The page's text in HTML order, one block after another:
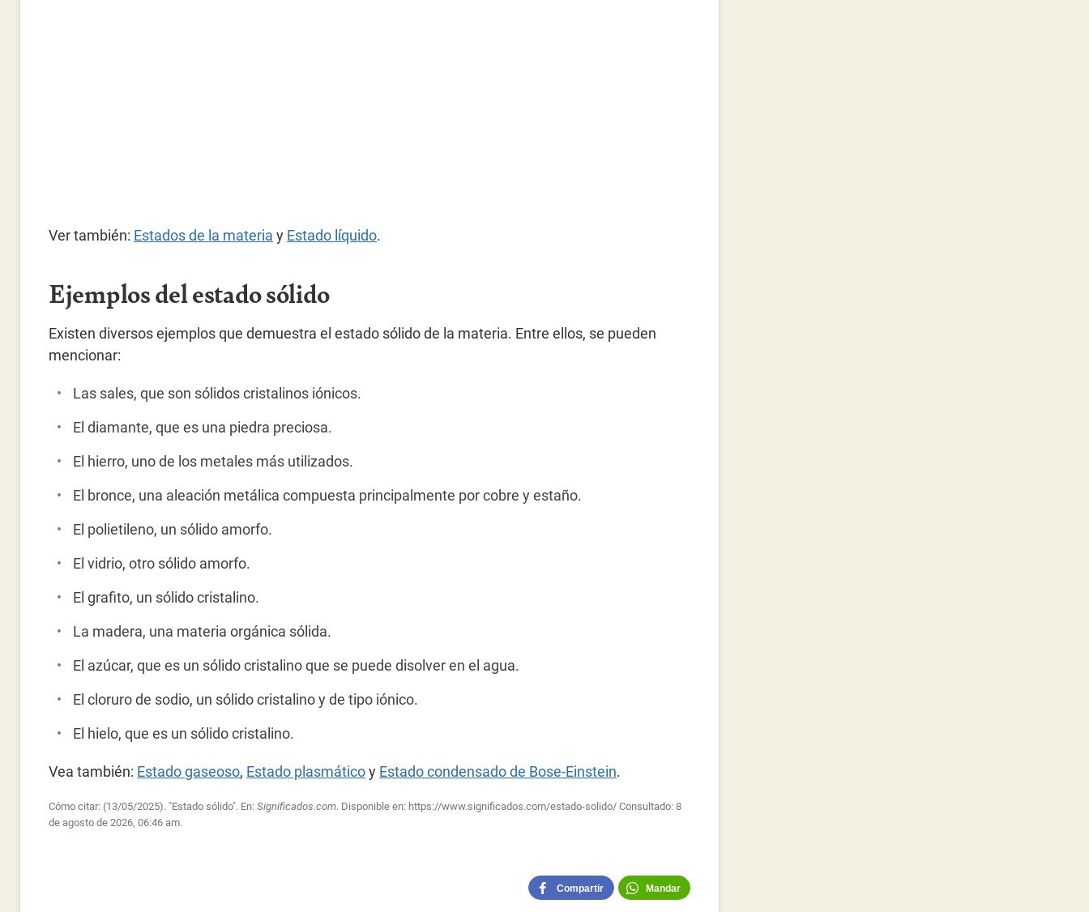
Ver también: Estados de la materia y Estado líquido.
Ejemplos del estado sólido
Existen diversos ejemplos que demuestra el estado sólido de la materia. Entre ellos, se pueden
mencionar:
Las sales, que son sólidos cristalinos iónicos.
El diamante, que es una piedra preciosa.
El hierro, uno de los metales más utilizados.
El bronce, una aleación metálica compuesta principalmente por cobre y estaño.
El polietileno, un sólido amorfo.
El vidrio, otro sólido amorfo.
El grafito, un sólido cristalino.
La madera, una materia orgánica sólida.
El azúcar, que es un sólido cristalino que se puede disolver en el agua.
El cloruro de sodio, un sólido cristalino y de tipo iónico.
El hielo, que es un sólido cristalino.
Vea también: Estado gaseoso, Estado plasmáticoy Estado condensado de Bose-Einstein.
Cómo citar: (13/05/2025). "Estado sólido". En: Significados.com. Disponible en: https://www.significados.com/estado-solido/ Consultado: 8
de agosto de 2026, 06:46 am.
Compartir Mandar